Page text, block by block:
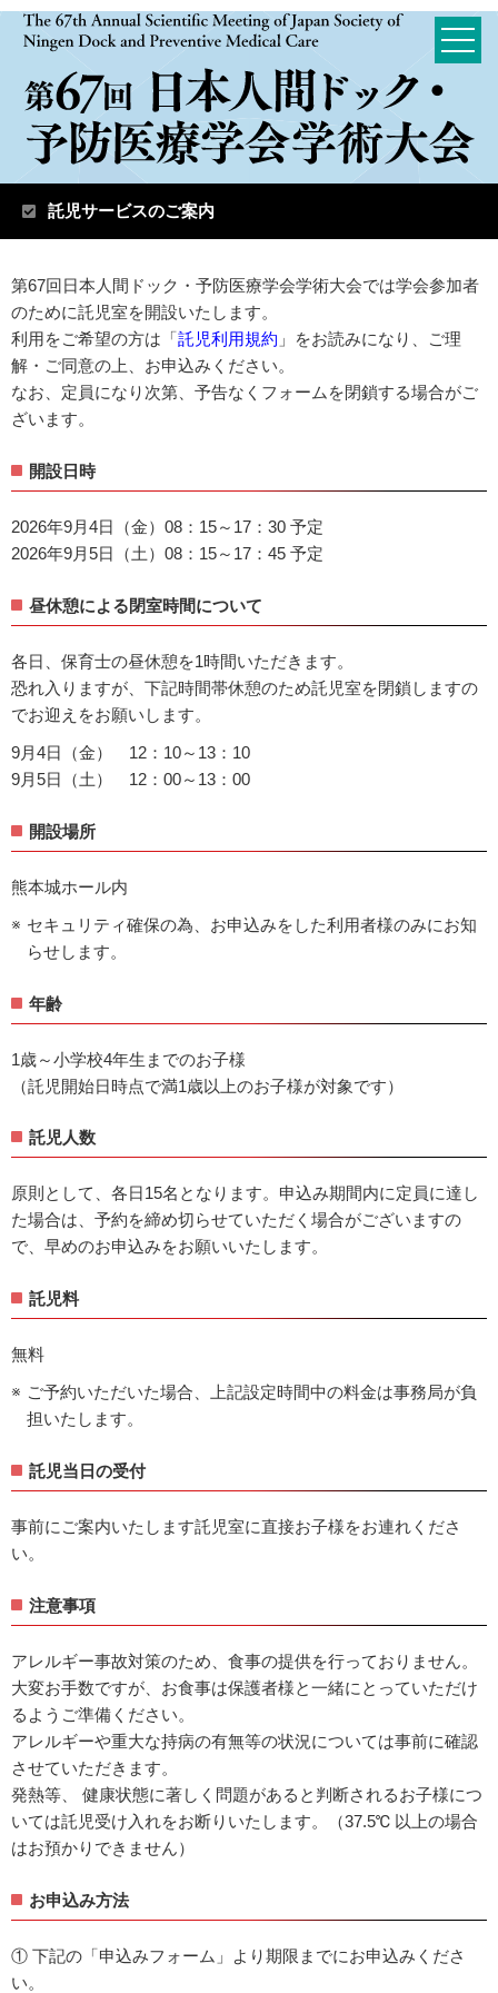
託児サービスのご案内
第67回日本人間ドック・予防医療学会学術大会では学会参加者
のために託児室を開設いたします。
利用をご希望の方は「託児利用規約 」をお読みになり、ご理
解・ご同意の上、お申込みください。
なお、定員になり次第、予告なくフォームを閉鎖する場合がご
ざいます。
開設日時
2026年9月4日（金）08：15～17：30 予定
2026年9月5日（土）08：15～17：45 予定
昼休憩による閉室時間について
各日、保育士の昼休憩を1時間いただきます。
恐れ入りますが、下記時間帯休憩のため託児室を閉鎖しますの
でお迎えをお願いします。
9月4日（金） 12：10～13：10
9月5日（土） 12：00～13：00
開設場所
熊本城ホール内
セキュリティ確保の為、お申込みをした利用者様のみにお知
らせします。
年齢
1歳～小学校4年生までのお子様
（託児開始日時点で満1歳以上のお子様が対象です）
託児人数
原則として、各日15名となります。申込み期間内に定員に達し
た場合は、予約を締め切らせていただく場合がございますの
で、早めのお申込みをお願いいたします。
託児料
無料
ご予約いただいた場合、上記設定時間中の料金は事務局が負
担いたします。
託児当日の受付
事前にご案内いたします託児室に直接お子様をお連れくださ
い。
注意事項
アレルギー事故対策のため、食事の提供を行っておりません。
大変お手数ですが、お食事は保護者様と一緒にとっていただけ
るようご準備ください。
アレルギーや重大な持病の有無等の状況については事前に確認
させていただきます。
発熱等、 健康状態に著しく問題があると判断されるお子様につ
いては託児受け入れをお断りいたします。（37.5℃ 以上の場合
はお預かりできません）
お申込み方法
① 下記の「申込みフォーム」より期限までにお申込みくださ
い。